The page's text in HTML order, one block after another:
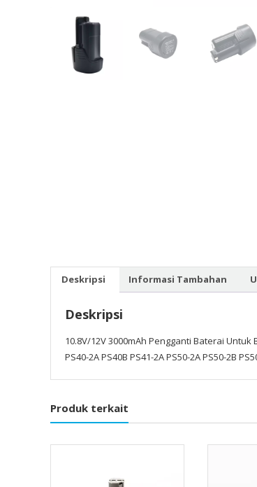
Deskripsi Informasi Tambahan
Deskripsi
10.8V/12V 3000mAh Pengganti Baterai Untuk
PS40-2A PS40B PS41-2A PS50-2A PS50-2B
Produk terkait